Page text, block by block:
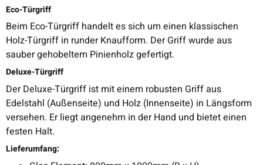
Eco-Türgriff
Beim Eco-Türgriff handelt es sich um einen klassischen
Holz-Türgriff in runder Knaufform. Der Griff wurde aus
sauber gehobeltem Pinienholz gefertigt.
Deluxe-Türgriff
Der Deluxe-Türgriff ist mit einem robusten Griff aus
Edelstahl (Außenseite) und Holz (Innenseite) in Längsform
versehen. Er liegt angenehm in der Hand und bietet einen
festen Halt.
Lieferumfang: